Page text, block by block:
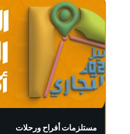
مستلزمات أفراح ورحلات